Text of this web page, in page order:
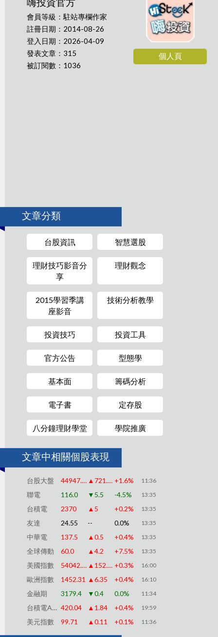
會員等級：駐站專欄作家
註冊日期：2014-08-26
登入日期：2026-04-09
發表文章：315
被訂閱數：1036
個人頁
文章分類
台股資訊 智慧選股
理財技巧影音分
享
理財觀念
2015學習季講
座影音
技術分析教學
投資技巧 投資工具
官方公告 型態學
基本面 籌碼分析
電子書 定存股
八分鐘理財學堂 學院推廣
文章中相關個股表現
台股大盤 44947.19 ▲721.28 +1.6% 11:36
聯電 116.0 ▼5.5 -4.5% 13:35
台積電 2370 ▲5 +0.2% 13:35
友達 24.55 -- 0.0% 13:35
中華電 137.5 ▲0.5 +0.4% 13:35
全球傳動 60.0 ▲4.2 +7.5% 13:35
美國指數 54042.39 ▲152.00 +0.3% 16:00
歐洲指數 1452.31 ▲6.35 +0.4% 16:10
金融期 3179.4 ▼0.4 0.0% 11:34
台積電ADR 420.04 ▲1.84 +0.4% 19:59
美元指數 99.71 ▲0.11 +0.1% 11:36